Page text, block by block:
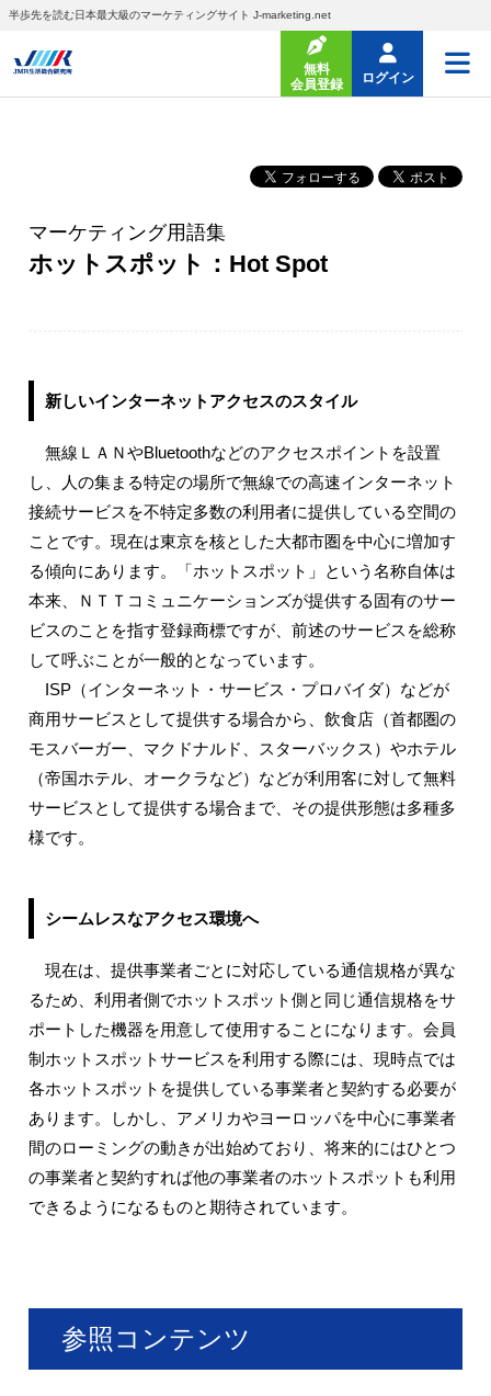
半歩先を読む日本最大級のマーケティングサイト J-marketing.net
無料
会員登録
ログイン
マーケティング用語集
ホットスポット：Hot Spot
新しいインターネットアクセスのスタイル
無線ＬＡＮやBluetoothなどのアクセスポイントを設置
し、人の集まる特定の場所で無線での高速インターネット
接続サービスを不特定多数の利用者に提供している空間の
ことです。現在は東京を核とした大都市圏を中心に増加す
る傾向にあります。「ホットスポット」という名称自体は
本来、ＮＴＴコミュニケーションズが提供する固有のサー
ビスのことを指す登録商標ですが、前述のサービスを総称
して呼ぶことが一般的となっています。
ISP（インターネット・サービス・プロバイダ）などが
商用サービスとして提供する場合から、飲食店（首都圏の
モスバーガー、マクドナルド、スターバックス）やホテル
（帝国ホテル、オークラなど）などが利用客に対して無料
サービスとして提供する場合まで、その提供形態は多種多
様です。
シームレスなアクセス環境へ
現在は、提供事業者ごとに対応している通信規格が異な
るため、利用者側でホットスポット側と同じ通信規格をサ
ポートした機器を用意して使用することになります。会員
制ホットスポットサービスを利用する際には、現時点では
各ホットスポットを提供している事業者と契約する必要が
あります。しかし、アメリカやヨーロッパを中心に事業者
間のローミングの動きが出始めており、将来的にはひとつ
の事業者と契約すれば他の事業者のホットスポットも利用
できるようになるものと期待されています。
参照コンテンツ